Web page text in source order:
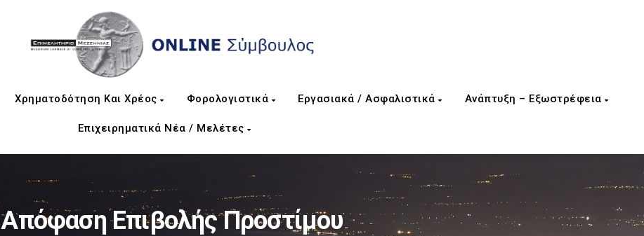
Χρηματοδότηση Και Χρέος Φορολογιστικά Εργασιακά / Ασφαλιστικά Ανάπτυξη – Εξωστρέφεια
Επιχειρηματικά Νέα / Μελέτες
Απόφαση Επιβολής Προστίμου